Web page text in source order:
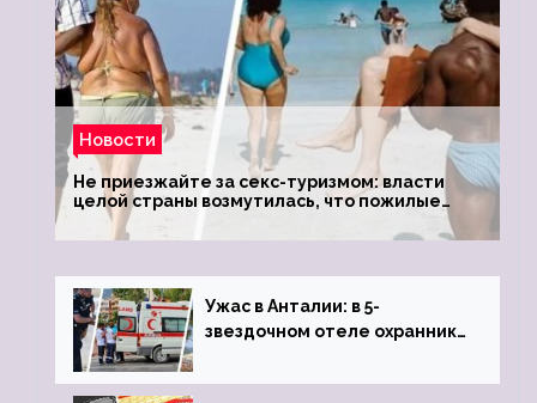
Новости
Не приезжайте за секс-туризмом: власти
целой страны возмутилась, что пожилые
туристки массово едут к ним, чтобы
обзавестись молодыми любовниками
Ужас в Анталии: в 5-
звездочном отеле охранник
пистолета